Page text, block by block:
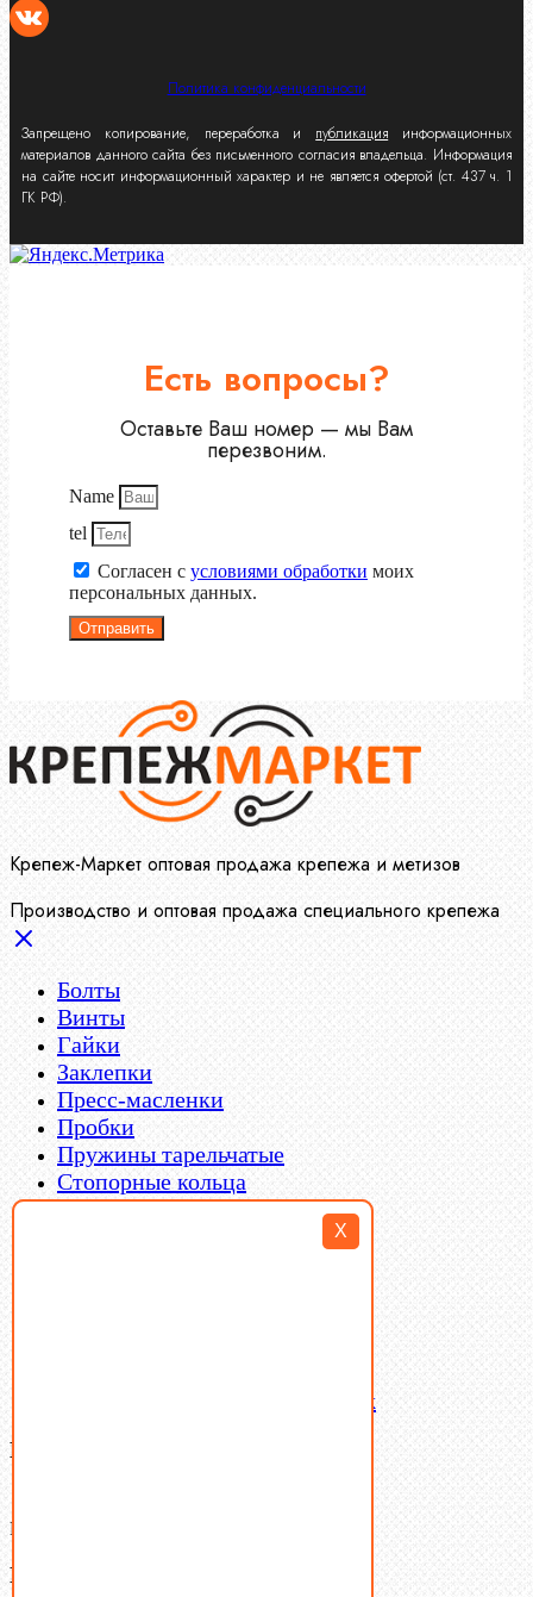
X
Политика конфиденциальности
Запрещено копирование, переработка и публикация информационных
материалов данного сайта без письменного согласия владельца. Информация
на сайте носит информационный характер и не является офертой (ст. 437 ч. 1
ГК РФ).
Есть вопросы?
Оставьте Ваш номер — мы Вам
перезвоним.
Name
tel
Согласен с условиями обработки моих
персональных данных.
Отправить
Крепеж-Маркет оптовая продажа крепежа и метизов
Производство и оптовая продажа специального крепежа
Болты
Винты
Гайки
Заклепки
Пресс-масленки
Пробки
Пружины тарельчатые
Стопорные кольца
Такелаж
Латунный и бронзовый крепеж
Ваша корзина
В корзине нет товаров.
Поиск